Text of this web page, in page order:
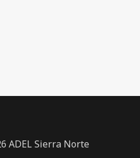
ADEL Sierra Norte